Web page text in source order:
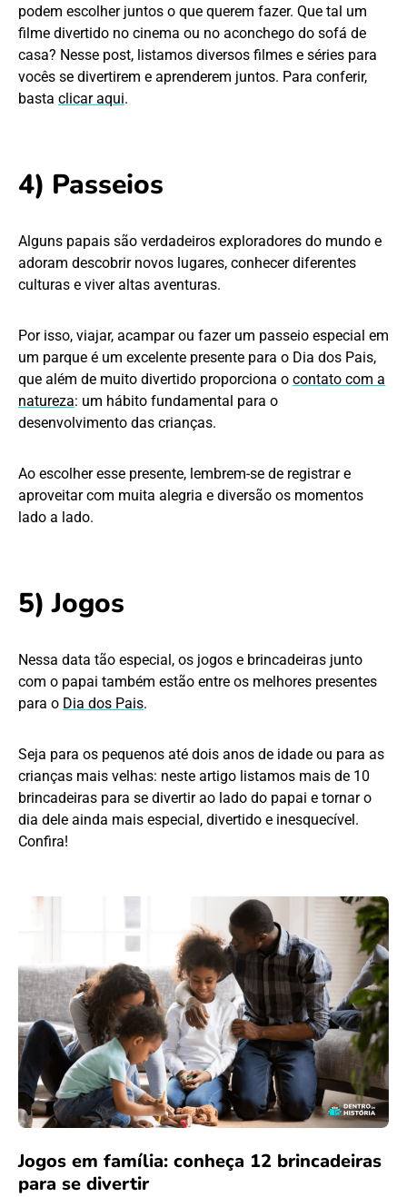
podem escolher juntos o que querem fazer. Que tal um
filme divertido no cinema ou no aconchego do sofá de
casa? Nesse post, listamos diversos filmes e séries para
vocês se divertirem e aprenderem juntos. Para conferir,
basta clicar aqui.
4) Passeios
Alguns papais são verdadeiros exploradores do mundo e
adoram descobrir novos lugares, conhecer diferentes
culturas e viver altas aventuras.
Por isso, viajar, acampar ou fazer um passeio especial em
um parque é um excelente presente para o Dia dos Pais,
que além de muito divertido proporciona o contato com a
natureza: um hábito fundamental para o
desenvolvimento das crianças.
Ao escolher esse presente, lembrem-se de registrar e
aproveitar com muita alegria e diversão os momentos
lado a lado.
5) Jogos
Nessa data tão especial, os jogos e brincadeiras junto
com o papai também estão entre os melhores presentes
para o Dia dos Pais.
Seja para os pequenos até dois anos de idade ou para as
crianças mais velhas: neste artigo listamos mais de 10
brincadeiras para se divertir ao lado do papai e tornar o
dia dele ainda mais especial, divertido e inesquecível.
Confira!
Jogos em família: conheça 12 brincadeiras
para se divertir